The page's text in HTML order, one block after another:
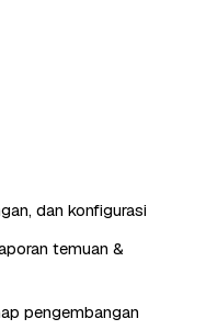
dan konfigurasi
temuan &
pengembangan